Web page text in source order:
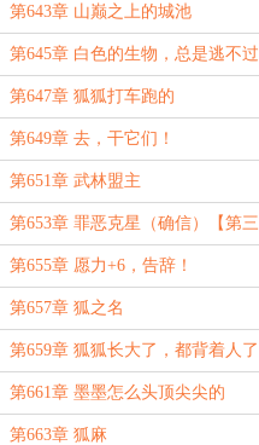
第643章 山巅之上的城池
第645章 白色的生物，总是逃不过
小白
第647章 狐狐打车跑的
第649章 去，干它们！
第651章 武林盟主
第653章 罪恶克星（确信）【第三
更求票】
第655章 愿力+6，告辞！
第657章 狐之名
第659章 狐狐长大了，都背着人了
第661章 墨墨怎么头顶尖尖的
第663章 狐麻